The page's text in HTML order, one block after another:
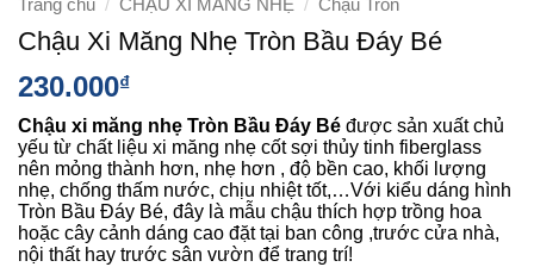
Trang chủ / CHẬU XI MĂNG NHẸ / Chậu Tròn
Chậu Xi Măng Nhẹ Tròn Bầu Đáy Bé
230.000₫
Chậu xi măng nhẹ Tròn Bầu Đáy Bé được sản xuất chủ
yếu từ chất liệu xi măng nhẹ cốt sợi thủy tinh fiberglass
nên mỏng thành hơn, nhẹ hơn , độ bền cao, khối lượng
nhẹ, chống thấm nước, chịu nhiệt tốt,…Với kiểu dáng hình
Tròn Bầu Đáy Bé, đây là mẫu chậu thích hợp trồng hoa
hoặc cây cảnh dáng cao đặt tại ban công ,trước cửa nhà,
nội thất hay trước sân vườn để trang trí!